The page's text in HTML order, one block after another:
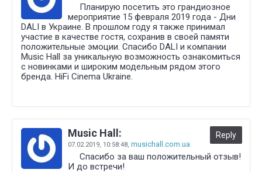
Планирую посетить это грандиозное
мероприятие 15 февраля 2019 года - Дни
DALI в Украине. В прошлом году я также принимал
участие в качестве гостя, сохранив в своей памяти
положительные эмоции. Спасибо DALI и компании
Music Hall за уникальную возможность ознакомиться
с новинками и широким модельным рядом этого
бренда. HiFi Cinema Ukraine.
Music Hall:
07.02.2019, 10:58:48, musichall.com.ua
Reply
Спасибо за ваш положительный отзыв!
И до встречи!